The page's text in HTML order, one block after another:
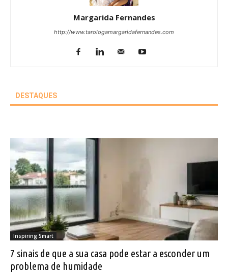
Margarida Fernandes
http://www.tarologamargaridafernandes.com
DESTAQUES
Inspiring Smart
7 sinais de que a sua casa pode estar a esconder um
problema de humidade